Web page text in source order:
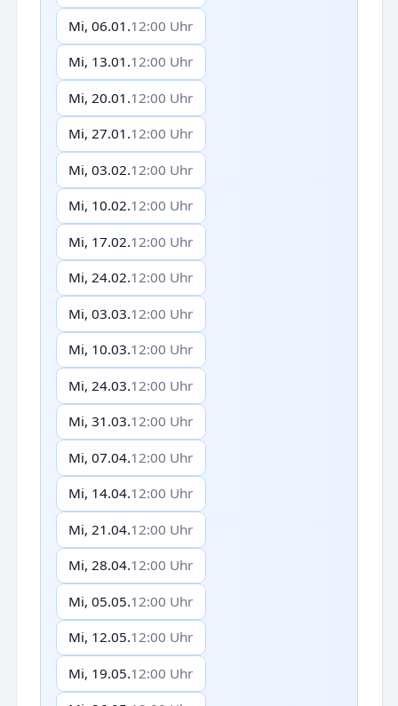
Mi, 06.01.12:00 Uhr
Mi, 13.01.12:00 Uhr
Mi, 20.01.12:00 Uhr
Mi, 27.01.12:00 Uhr
Mi, 03.02.12:00 Uhr
Mi, 10.02.12:00 Uhr
Mi, 17.02.12:00 Uhr
Mi, 24.02.12:00 Uhr
Mi, 03.03.12:00 Uhr
Mi, 10.03.12:00 Uhr
Mi, 24.03.12:00 Uhr
Mi, 31.03.12:00 Uhr
Mi, 07.04.12:00 Uhr
Mi, 14.04.12:00 Uhr
Mi, 21.04.12:00 Uhr
Mi, 28.04.12:00 Uhr
Mi, 05.05.12:00 Uhr
Mi, 12.05.12:00 Uhr
Mi, 19.05.12:00 Uhr